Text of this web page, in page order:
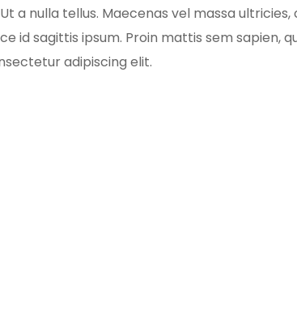
a nulla tellus. Maecenas vel massa
id sagittis ipsum. Proin mattis sem sapien,
adipiscing elit.